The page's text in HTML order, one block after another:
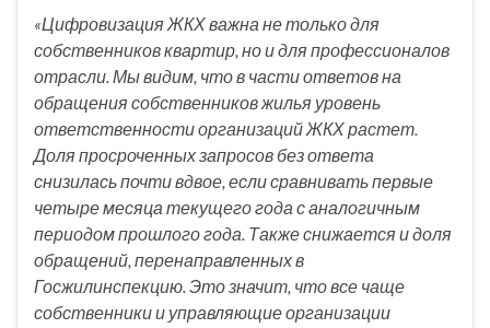
«Цифровизация ЖКХ важна не только для
собственников квартир, но и для профессионалов
отрасли. Мы видим, что в части ответов на
обращения собственников жилья уровень
ответственности организаций ЖКХ растет.
Доля просроченных запросов без ответа
снизилась почти вдвое, если сравнивать первые
четыре месяца текущего года с аналогичным
периодом прошлого года. Также снижается и доля
обращений, перенаправленных в
Госжилинспекцию. Это значит, что все чаще
собственники и управляющие организации